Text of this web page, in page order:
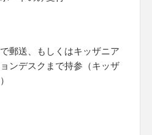
郵送、もしくはキッザニア
ンデスクまで持参（キッザ